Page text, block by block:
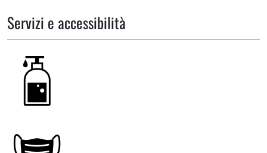
Servizi e accessibilità